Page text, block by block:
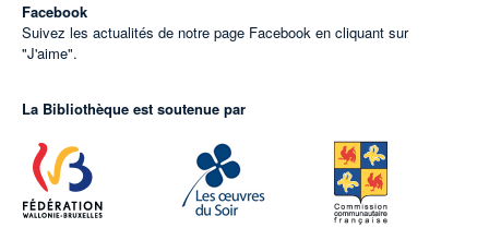
Facebook
Suivez les actualités de notre page Facebook en cliquant sur
"J'aime".
La Bibliothèque est soutenue par